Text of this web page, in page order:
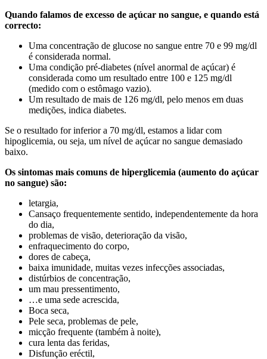
Quando falamos de excesso de açúcar no sangue, e quando está
correcto:
Uma concentração de glucose no sangue entre 70 e 99 mg/dl
é considerada normal.
Uma condição pré-diabetes (nível anormal de açúcar) é
considerada como um resultado entre 100 e 125 mg/dl
(medido com o estômago vazio).
Um resultado de mais de 126 mg/dl, pelo menos em duas
medições, indica diabetes.
Se o resultado for inferior a 70 mg/dl, estamos a lidar com
hipoglicemia, ou seja, um nível de açúcar no sangue demasiado
baixo.
Os sintomas mais comuns de hiperglicemia (aumento do açúcar
no sangue) são:
letargia,
Cansaço frequentemente sentido, independentemente da hora
do dia,
problemas de visão, deterioração da visão,
enfraquecimento do corpo,
dores de cabeça,
baixa imunidade, muitas vezes infecções associadas,
distúrbios de concentração,
um mau pressentimento,
…e uma sede acrescida,
Boca seca,
Pele seca, problemas de pele,
micção frequente (também à noite),
cura lenta das feridas,
Disfunção eréctil,